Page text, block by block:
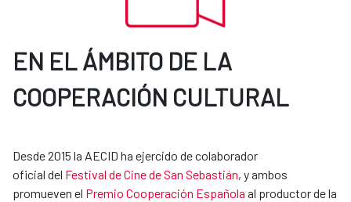
EN EL ÁMBITO DE LA
COOPERACIÓN CULTURAL
Desde 2015 la AECID ha ejercido de colaborador
oficial del Festival de Cine de San Sebastián, y ambos
promueven el Premio Cooperación Española al productor de la